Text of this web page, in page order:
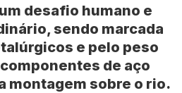
desafio humano e
sendo marcada
e pelo peso
de aço
montagem sobre o rio.